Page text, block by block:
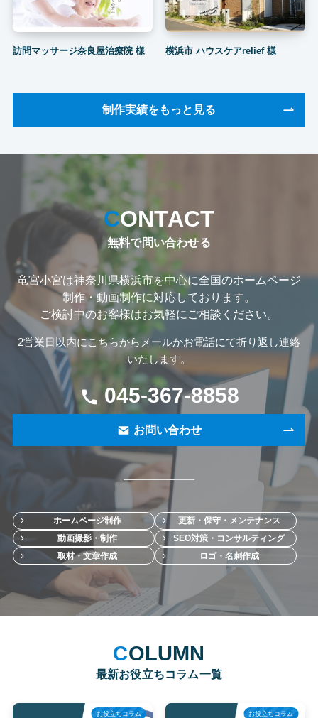
訪問マッサージ奈良屋治療院 様 横浜市 ハウスケアrelief 様
制作実績をもっと見る
CONTACT
無料で問い合わせる
竜宮小宮は神奈川県横浜市を中心に全国のホームページ
制作・動画制作に対応しております。
ご検討中のお客様はお気軽にご相談ください。
2営業日以内にこちらからメールかお電話にて折り返し連絡
いたします。
045-367-8858
お問い合わせ
ホームページ制作
更新・保守・メンテナンス
動画撮影・制作
SEO対策・コンサルティング
取材・文章作成
ロゴ・名刺作成
COLUMN
最新お役立ちコラム一覧
お役立ちコラム お役立ちコラム